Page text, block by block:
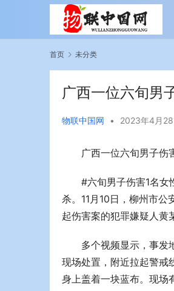
首页 未分类
广西一位六旬男
物联中国网 • 2023年4月
广西一位六旬男子伤
#六旬男子伤害1名女
杀。11月10日，柳州市
起伤害案的犯罪嫌疑人黄
多个视频显示，事发
现场处置，附近拉起警戒
身上盖着一块蓝布。现场
越览山河 纵情逐梦 新帕拉丁听风